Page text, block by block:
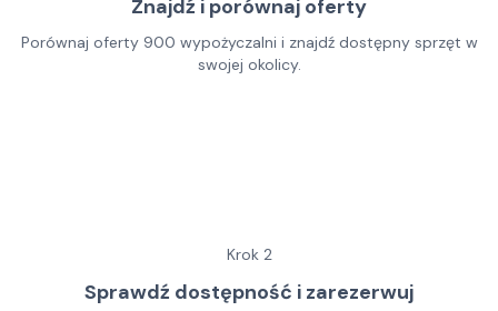
Znajdź i porównaj oferty
Porównaj oferty 900 wypożyczalni i znajdź dostępny sprzęt w
swojej okolicy.
Krok 2
Sprawdź dostępność i zarezerwuj